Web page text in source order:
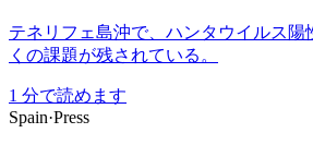
テネリフェ島沖で、ハンタウイルス
くの課題が残されている。
1 分で読めます
Spain·Press